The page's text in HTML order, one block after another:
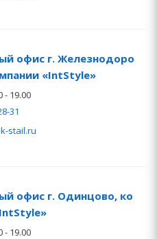
офис г. Железнодоро
«IntStyle»
- 19.00
31
stail.ru
офис г. Одинцово, ко
- 19.00